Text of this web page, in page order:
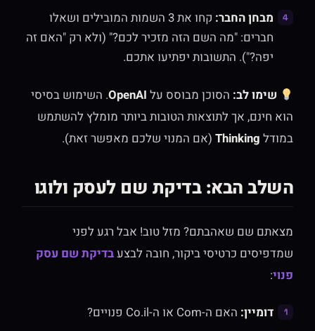
מבחן החבר:
קחו את 3 השמות המובילים ושאלו
חברים: "מה השם הזה מזכיר לכם?" (ולא רק "האם זה
יפה?"). התשובות יפתיעו אתכם.
שימו לב:הסוכן מבוסס עלOpenAI. השימוש בסיסי
הוא חינם, אך לתוצאות הטובות ביותר מומלץ להשתמש
במודלThinking(אם המנוי שלכם מאפשר זאת).
השלב הבא: בדיקת שם לעסק ולוגו
מצאתם שם שאהבתם? מזל טוב! אבל רגע לפני
שמדפיסים כרטיסי ביקור, חובה לבצעבדיקת שם עסק
פנוי:
דומיין:האם ה-Com או ה-Co.il פנויים?